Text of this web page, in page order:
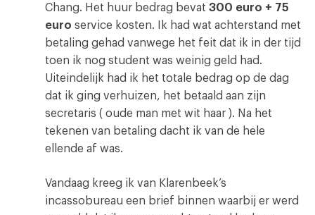
Chang. Het huur bedrag bevat 300 euro + 75
euro service kosten. Ik had wat achterstand met
betaling gehad vanwege het feit dat ik in der tijd
toen ik nog student was weinig geld had.
Uiteindelijk had ik het totale bedrag op de dag
dat ik ging verhuizen, het betaald aan zijn
secretaris ( oude man met wit haar ). Na het
tekenen van betaling dacht ik van de hele
ellende af was.
Vandaag kreeg ik van Klarenbeek’s
incassobureau een brief binnen waarbij er werd